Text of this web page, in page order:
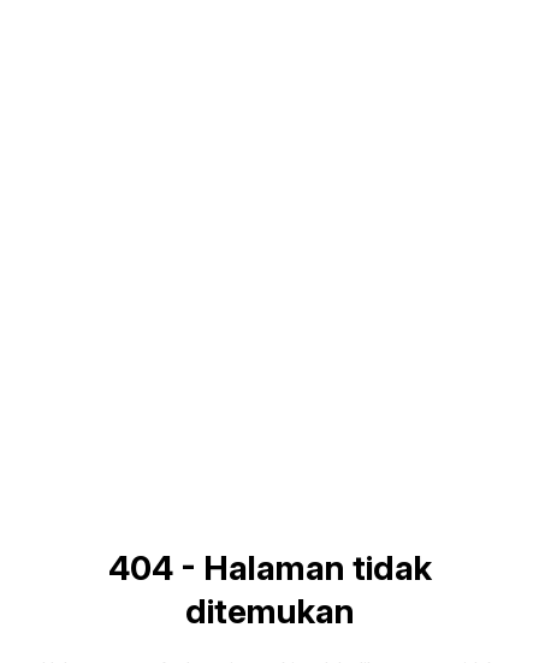
404- Halaman tidak
ditemukan